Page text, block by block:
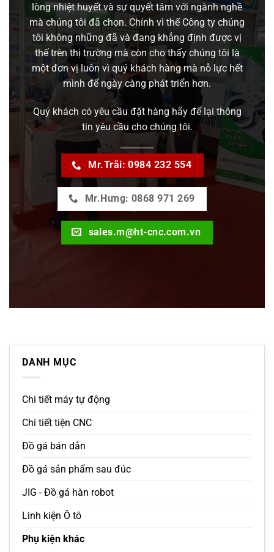
lòng nhiệt huyết và sự quyết tâm với ngành nghề
mà chúng tôi đã chọn. Chính vì thế Công ty chúng
tôi không những đã và đang khẳng định được vị
thế trên thị trường mà còn cho thấy chúng tôi là
một đơn vị luôn vì quý khách hàng mà nỗ lực hết
mình để ngày càng phát triển hơn.
Quý khách có yêu cầu đặt hàng hãy để lại thông
tin yêu cầu cho chúng tôi.
Mr.Trãi: 0984 232 554
Mr.Hưng: 0868 971 269
sales.m@ht-cnc.com.vn
DANH MỤC
Chi tiết máy tự động
Chi tiết tiện CNC
Đồ gá bán dẫn
Đồ gá sản phẩm sau đúc
JIG - Đồ gá hàn robot
Linh kiện Ô tô
Phụ kiện khác